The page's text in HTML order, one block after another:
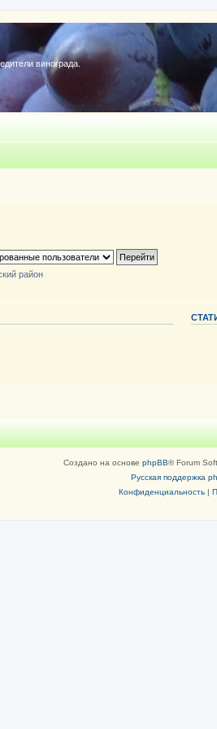
винограда.
район
Создано на основе phpBB® Forum
Русская поддержка
Конфиденциальность|